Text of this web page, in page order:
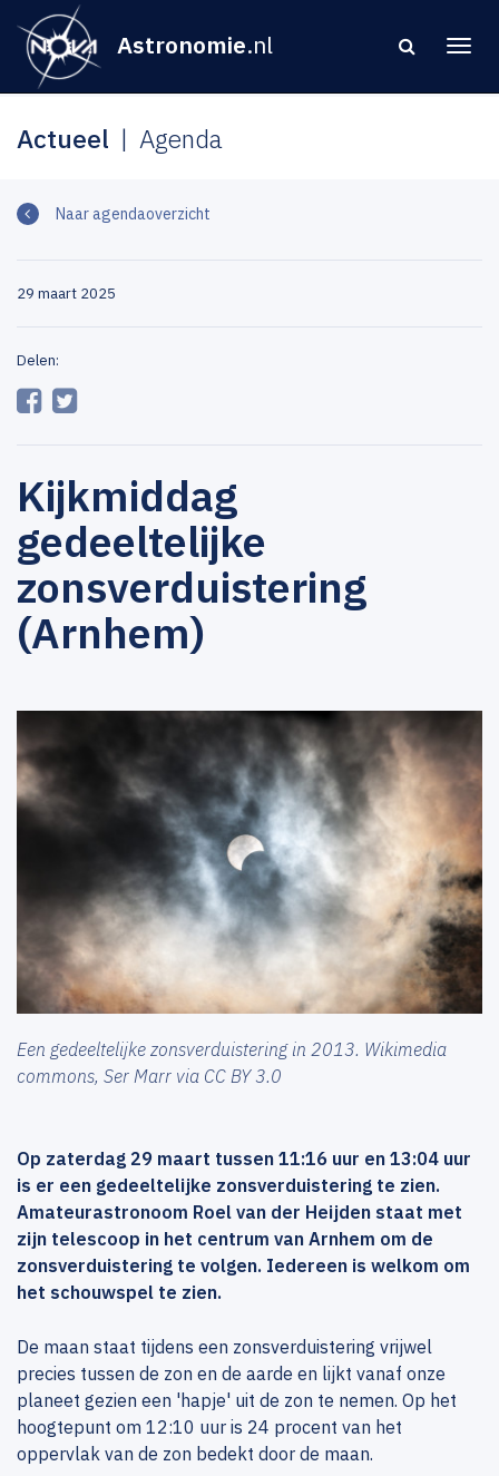
Astronomie.nl
Actueel Agenda
Naar agendaoverzicht
29 maart 2025
Delen:
Kijkmiddag
gedeeltelijke
zonsverduistering
(Arnhem)
Een gedeeltelijke zonsverduistering in 2013. Wikimedia
commons, Ser Marr via CC BY 3.0
Op zaterdag 29 maart tussen 11:16 uur en 13:04 uur
is er een gedeeltelijke zonsverduistering te zien.
Amateurastronoom Roel van der Heijden staat met
zijn telescoop in het centrum van Arnhem om de
zonsverduistering te volgen. Iedereen is welkom om
het schouwspel te zien.
De maan staat tijdens een zonsverduistering vrijwel
precies tussen de zon en de aarde en lijkt vanaf onze
planeet gezien een 'hapje' uit de zon te nemen. Op het
hoogtepunt om 12:10 uur is 24 procent van het
oppervlak van de zon bedekt door de maan.